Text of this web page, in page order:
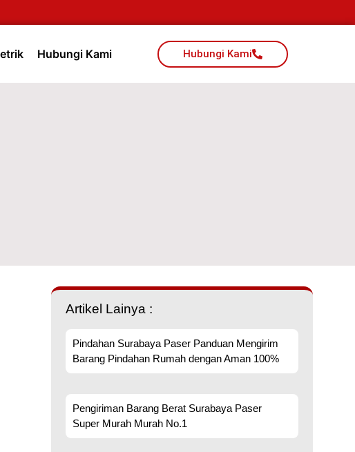
Hubungi Kami Hubungi Kami
Artikel Lainya :
Pindahan Surabaya Paser Panduan Mengirim
Barang Pindahan Rumah dengan Aman 100%
Pengiriman Barang Berat Surabaya Paser
Super Murah Murah No.1